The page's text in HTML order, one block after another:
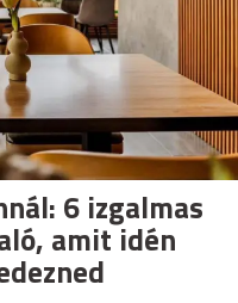
6 izgalmas
amit idén